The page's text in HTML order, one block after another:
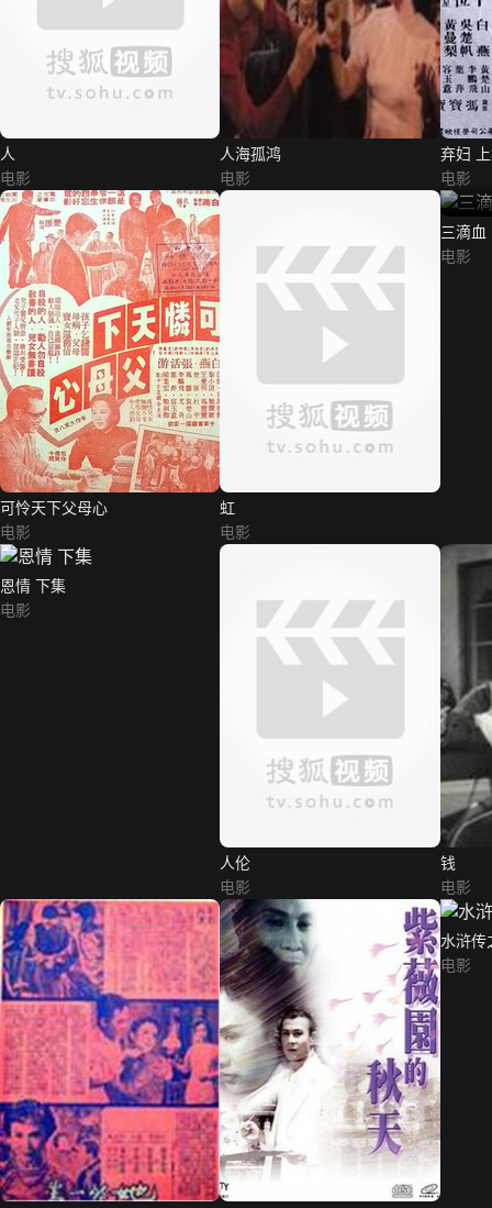
人
电影
人海孤鸿
电影
弃妇
电影
可怜天下父母心
电影
虹
电影
三滴血
电影
恩情 下集
电影
人伦
电影
钱
电影
水浒传
电影